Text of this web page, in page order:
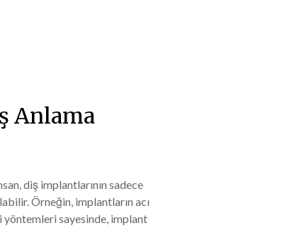
Anlama
diş implantlarının sadece
Örneğin, implantların acı
sayesinde, implant